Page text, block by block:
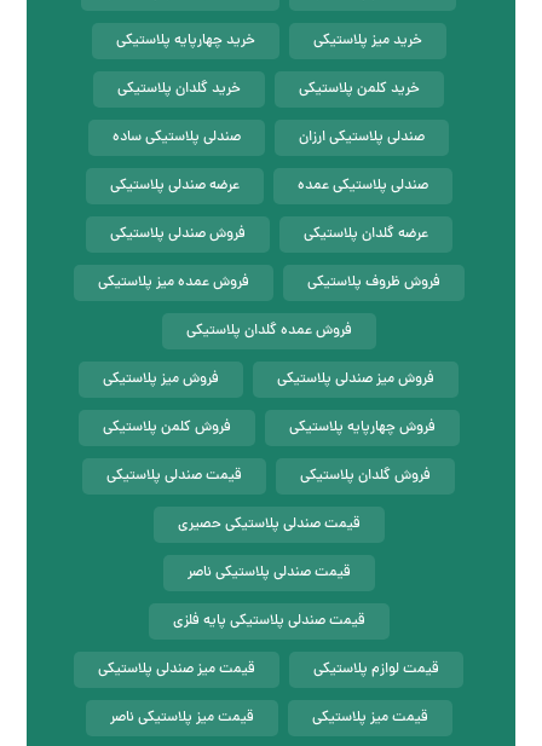
خرید میز پلاستیکی خرید چهارپایه پلاستیکی
خرید کلمن پلاستیکی خرید گلدان پلاستیکی
صندلی پلاستیکی ارزان صندلی پلاستیکی ساده
صندلی پلاستیکی عمده عرضه صندلی پلاستیکی
عرضه گلدان پلاستیکی فروش صندلی پلاستیکی
فروش ظروف پلاستیکی فروش عمده میز پلاستیکی
فروش عمده گلدان پلاستیکی
فروش میز صندلی پلاستیکی فروش میز پلاستیکی
فروش چهارپایه پلاستیکی فروش کلمن پلاستیکی
فروش گلدان پلاستیکی قیمت صندلی پلاستیکی
قیمت صندلی پلاستیکی حصیری
قیمت صندلی پلاستیکی ناصر
قیمت صندلی پلاستیکی پایه فلزی
قیمت لوازم پلاستیکی قیمت میز صندلی پلاستیکی
قیمت میز پلاستیکی قیمت میز پلاستیکی ناصر